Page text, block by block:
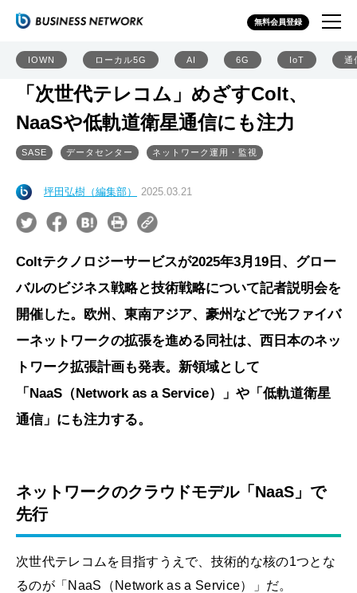
無料会員登録
IOWN ローカル5G AI 6G IoT 通
「次世代テレコム」めざすColt、
NaaSや低軌道衛星通信にも注力
SASE データセンター ネットワーク運用・監視
坪田弘樹（編集部） 2025.03.21
Coltテクノロジーサービスが2025年3月19日、グロー
バルのビジネス戦略と技術戦略について記者説明会を
開催した。欧州、東南アジア、豪州などで光ファイバ
ーネットワークの拡張を進める同社は、西日本のネッ
トワーク拡張計画も発表。新領域として
「NaaS（Network as a Service）」や「低軌道衛星
通信」にも注力する。
ネットワークのクラウドモデル「NaaS」で
先行
次世代テレコムを目指すうえで、技術的な核の1つとな
るのが「NaaS（Network as a Service）」だ。